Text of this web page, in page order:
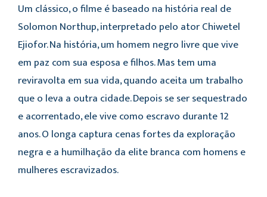
Um clássico, o filme é baseado na história real de
Solomon Northup, interpretado pelo ator Chiwetel
Ejiofor. Na história, um homem negro livre que vive
em paz com sua esposa e filhos. Mas tem uma
reviravolta em sua vida, quando aceita um trabalho
que o leva a outra cidade. Depois se ser sequestrado
e acorrentado, ele vive como escravo durante 12
anos. O longa captura cenas fortes da exploração
negra e a humilhação da elite branca com homens e
mulheres escravizados.